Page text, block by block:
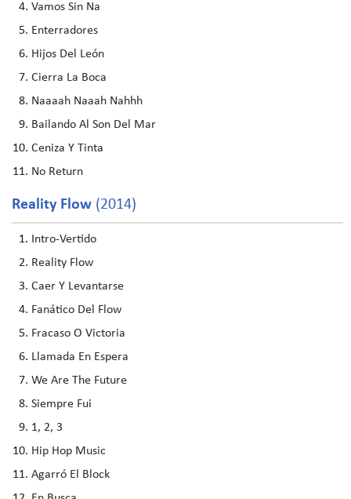
Vamos Sin Na
Enterradores
Hijos Del León
Cierra La Boca
Naaaah Naaah Nahhh
Bailando Al Son Del Mar
Ceniza Y Tinta
No Return
Reality Flow (2014)
Intro-Vertido
Reality Flow
Caer Y Levantarse
Fanático Del Flow
Fracaso O Victoria
Llamada En Espera
We Are The Future
Siempre Fui
1, 2, 3
Hip Hop Music
Agarró El Block